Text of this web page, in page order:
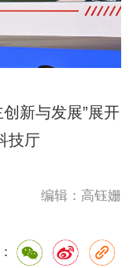
新与发展”展开
技厅
编辑：高钰姗